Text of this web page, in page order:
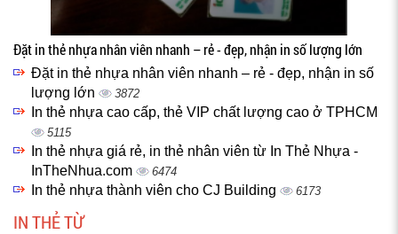
Đặt in thẻ nhựa nhân viên nhanh – rẻ - đẹp, nhận in số lượng lớn
Đặt in thẻ nhựa nhân viên nhanh – rẻ - đẹp, nhận in số
lượng lớn
3872
In thẻ nhựa cao cấp, thẻ VIP chất lượng cao ở TPHCM
5115
In thẻ nhựa giá rẻ, in thẻ nhân viên từ In Thẻ Nhựa -
InTheNhua.com
6474
In thẻ nhựa thành viên cho CJ Building 6173
IN THẺ TỪ